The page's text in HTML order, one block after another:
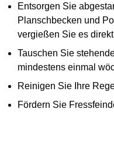
Entsorgen Sie
Planschbecken und
vergießen Sie es
Tauschen Sie
mindestens einmal
Reinigen Sie Ihre
Fördern Sie